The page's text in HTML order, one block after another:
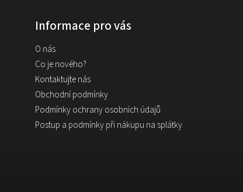
Informace pro vás
O nás
Co je nového?
Kontaktujte nás
Obchodní podmínky
Podmínky ochrany osobních údajů
Postup a podmínky při nákupu na splátky